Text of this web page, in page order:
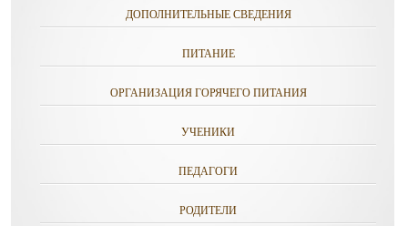
ДОПОЛНИТЕЛЬНЫЕ СВЕДЕНИЯ
ПИТАНИЕ
ОРГАНИЗАЦИЯ ГОРЯЧЕГО ПИТАНИЯ
УЧЕНИКИ
ПЕДАГОГИ
РОДИТЕЛИ